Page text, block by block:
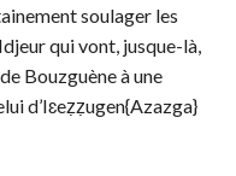
soulager les
qui vont, jusque-là,
Bouzguène à une
d’Iɛeẓẓugen{Azazga}